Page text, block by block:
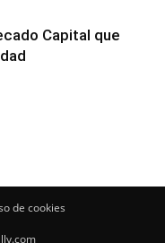
Capital que
de cookies